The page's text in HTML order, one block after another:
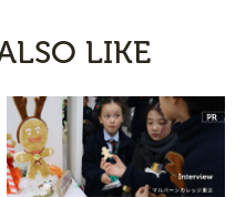
LIKE